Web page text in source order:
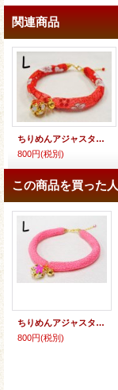
関連商品
ちりめんアジャスター★花鈴
800円(税別)
この商品を買った
ちりめんアジャスター★花鈴
800円(税別)